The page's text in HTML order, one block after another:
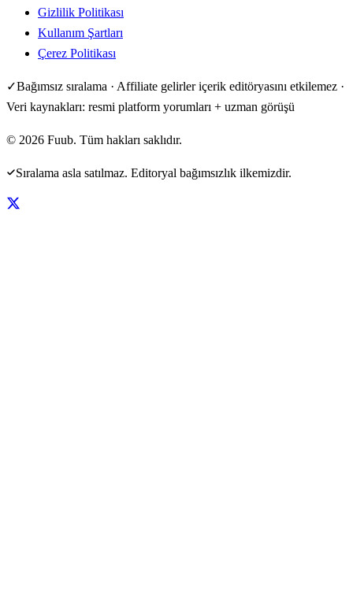
Gizlilik Politikası
Kullanım Şartları
Çerez Politikası
✓Bağımsız sıralama · Affiliate gelirler içerik editöryasını etkilemez ·
Veri kaynakları: resmi platform yorumları + uzman görüşü
© 2026 Fuub. Tüm hakları saklıdır.
Sıralama asla satılmaz. Editoryal bağımsızlık ilkemizdir.